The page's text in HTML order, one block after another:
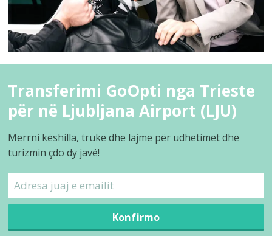
Transferimi GoOpti nga Trieste
për në Ljubljana Airport (LJU)
Merrni këshilla, truke dhe lajme për udhëtimet dhe
turizmin çdo dy javë!
Konfirmo